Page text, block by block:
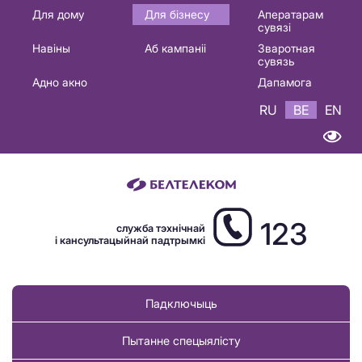
Основная
навигация
Для дому Для бізнесу
Аператарам
сувязі
Навіны
Аб кампаніі
Зваротная
сувязь
Адно акно
Дапамога
RU BE EN
служба тэхнічнай
і кансультацыйнай падтрымкі
123
Падключыць
Пытанне спецыялісту